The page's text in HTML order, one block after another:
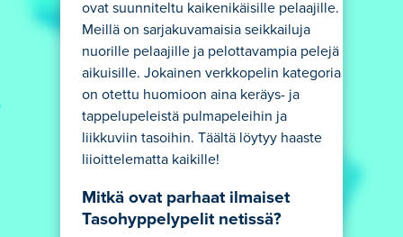
ovat suunniteltu kaikenikäisille pelaajille.
Meillä on sarjakuvamaisia seikkailuja
nuorille pelaajille ja pelottavampia pelejä
aikuisille. Jokainen verkkopelin kategoria
on otettu huomioon aina keräys- ja
tappelupeleistä pulmapeleihin ja
liikkuviin tasoihin. Täältä löytyy haaste
liioittelematta kaikille!
Mitkä ovat parhaat ilmaiset
Tasohyppelypelit netissä?